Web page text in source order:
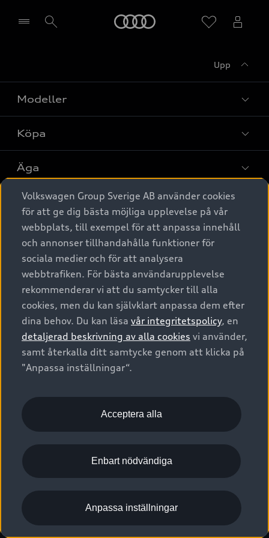
Upp
Modeller
Alla modeller
Elbilar
A6 modellerna
SUV
Avant
Audi Sport
Köpa
Privaterbjudanden
Privatleasing
Nya bilar i lager
Begagnade bilar i lager
Audi approved :plus - så gott som nya
Finansiering
Audi exclusive
Provkörning
Äga
Service & tillbehör
Audi digital services
Originaltillbehör - köp online
Garantier
Försäkring
Digitala manualer för din Audi
Audi Collection – livsstilsartiklar
Vanliga frågor
2G/3G nätet stängs ned - Hur påverkas min bil av detta?
Tjänstebil
Tjänstebil
Business lease online
Företagsleasing
Om Audi Sverige
Kontakta oss
Audi Återförsäljare/-serviceverkstad
myAudi
Pressmeddelanden
Nyhetsbrev
Vårt hållbarhetsarbete
Lediga tjänster huvudkontor
Lediga tjänster hos Audi Återförsäljare
Kommentar till mediauppgifter om dataläcka
© 2026 AUDI SVERIGE. All Rights Reserved.
Utgivare Juridiskt
Juridiskt Audi AG
Juridiskt Audi Digital Giveaway
Anpassa inställningar för cookies
Visselblåsarkanaler
Volkswagen Group Sverige AB använder cookies
för att ge dig bästa möjliga upplevelse på vår
webbplats, till exempel för att anpassa innehåll
och annonser tillhandahålla funktioner för
sociala medier och för att analysera
webbtrafiken. För bästa användarupplevelse
rekommenderar vi att du samtycker till alla
cookies, men du kan självklart anpassa dem efter
dina behov. Du kan läsa vår integritetspolicy, en
detaljerad beskrivning av alla cookies vi använder,
samt återkalla ditt samtycke genom att klicka på
"Anpassa inställningar“.
Acceptera alla
Enbart nödvändiga
Anpassa inställningar